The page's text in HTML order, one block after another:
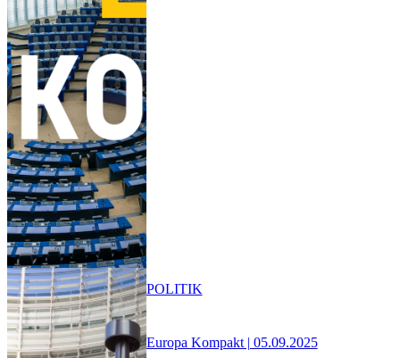
Europa Kompakt | 05.09.2025
POLITIK